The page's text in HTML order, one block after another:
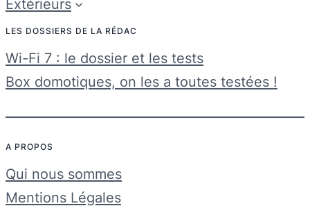
Extérieurs
LES DOSSIERS DE LA RÉDAC
Wi-Fi 7 : le dossier et les tests
Box domotiques, on les a toutes testées !
A PROPOS
Qui nous sommes
Mentions Légales